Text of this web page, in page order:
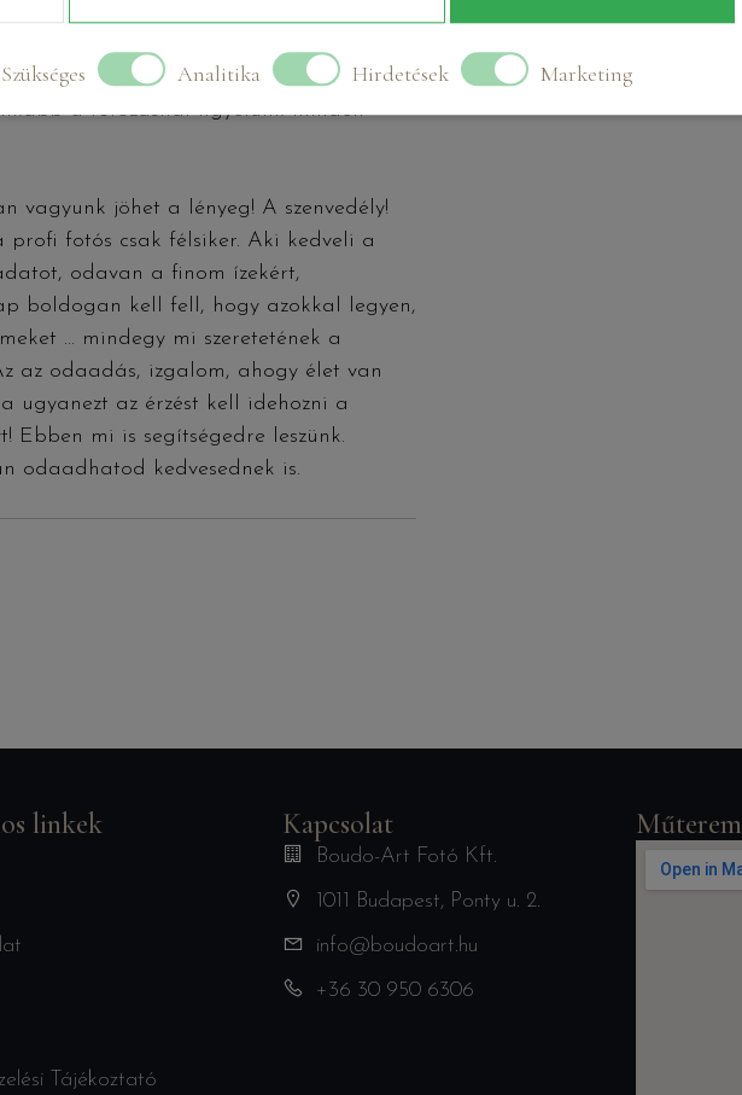
Szükséges Analitika Hirdetések Marketing
megcsináljuk az egyedien
rögtön meg tudod nézni és együtt
Itt szeretjük a természetességet,
a fotózásnál figyelünk minden
vagyunk jöhet a lényeg! A szenvedély!
fotós csak félsiker. Aki kedveli a
odavan a finom ízekért,
boldogan kell fell, hogy azokkal legyen,
… mindegy mi szeretetének a
az odaadás, izgalom, ahogy élet van
ugyanezt az érzést kell idehozni a
Ebben mi is segítségedre leszünk.
odaadhatod kedvesednek is.
linkek
Tájékoztató
Kapcsolat
Boudo-Art Fotó Kft.
1011 Budapest, Ponty u. 2.
info@boudoart.hu
+36 30 950 6306
Műterem